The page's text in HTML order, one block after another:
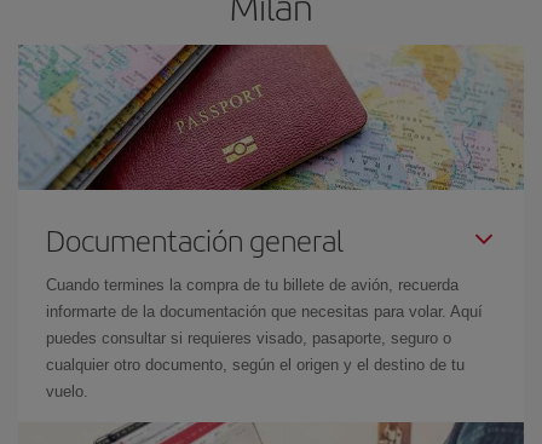
Documentación general
Cuando termines la compra de tu billete de avión, recuerda
informarte de la documentación que necesitas para volar. Aquí
puedes consultar si requieres visado, pasaporte, seguro o
cualquier otro documento, según el origen y el destino de tu
vuelo.